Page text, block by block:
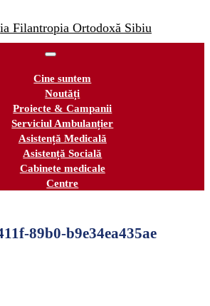
Cine suntem
Noutăți
Proiecte & Campanii
Serviciul Ambulanțier
Asistență Medicală
Asistență Socială
Cabinete medicale
Centre
89b0-b9e34ea435ae